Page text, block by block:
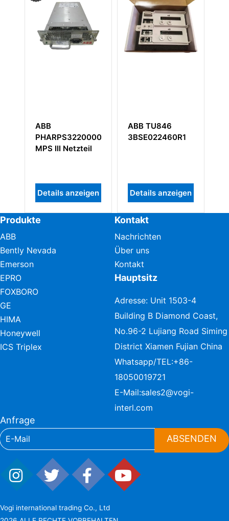
ABB
PHARPS32200000
MPS III Netzteil
Details anzeigen
ABB TU846
3BSE022460R1
Details anzeigen
Produkte
ABB
Bently Nevada
Emerson
EPRO
FOXBORO
GE
HIMA
Honeywell
ICS Triplex
Kontakt
Nachrichten
Über uns
Kontakt
Hauptsitz
Adresse: Unit 1503-4
Building B Diamond Coast,
No.96-2 Lujiang Road Siming
District Xiamen Fujian China
Whatsapp/TEL:+86-
18050019721
E-Mail:sales2@vogi-
interl.com
Anfrage
ABSENDEN
Vogi international trading Co., Ltd